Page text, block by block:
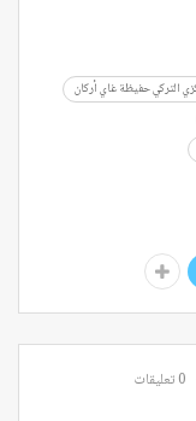
التركي حفيظة غاي أركان
0 تعليقات